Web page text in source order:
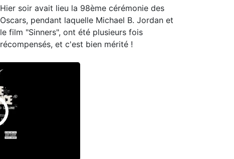
Hier soir avait lieu la 98ème cérémonie des
Oscars, pendant laquelle Michael B. Jordan et
le film "Sinners", ont été plusieurs fois
récompensés, et c'est bien mérité !